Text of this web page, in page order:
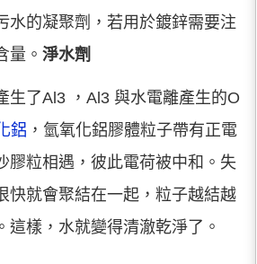
水的凝聚劑，若用於鍍鋅需要注
量。 淨水劑
生了Al3 ，Al3 與水電離產生的O
鋁 ，氫氧化鋁膠體粒子帶有正電
膠粒相遇，彼此電荷被中和。失
快就會聚結在一起，粒子越結越
這樣，水就變得清澈乾淨了。